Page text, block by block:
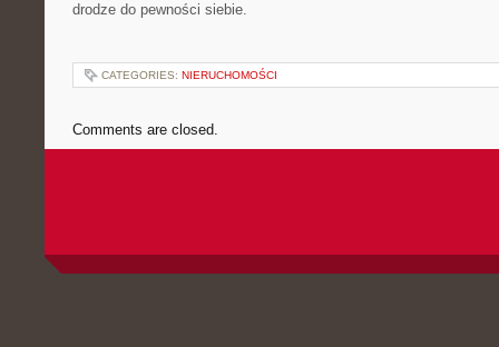
drodze do pewności siebie.
CATEGORIES: NIERUCHOMOŚCI
Comments are closed.